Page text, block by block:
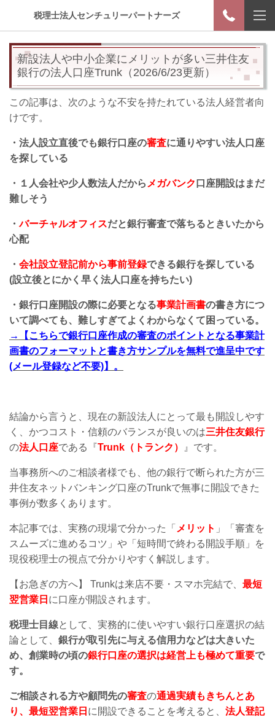
税理士法人センチュリーパートナーズ
新設法人や中小企業にメリットが多い三井住友
銀行の法人口座Trunk（2026/6/23更新）
この記事は、次のような不安を持たれている法人経営者向
けです。
・法人設立直後でも銀行口座の審査に通りやすい法人口座
を探している
・１人会社や少人数法人だから メガバンク 口座開設はまだ
難しそう
・バーチャルオフィスだと銀行審査で落ちるときいたから
心配
・ 会社設立登記前から事前登録できる銀行を探している
(設立後とにかく早く法人口座を持ちたい)
​・銀行口座開設の際に必要となる事業計画書の書き方につ
いて調べても、難しすぎてよくわからなくて困っている。
→【こちらで銀行口座作成の審査のポイントとなる事業計
画書のフォーマットと書き方サンプルを無料で進呈中です
(メール登録など不要)】。
結論から言うと、現在の新設法人にとって最も開設しやす
く、かつコスト・信頼のバランスが良いのは三井住友銀行
の法人口座である『Trunk （トランク） 』です。
当事務所へのご相談者様でも、他の銀行で断られた方が三
井住友ネットバンキング口座のTrunkで無事に開設できた
事例が数多くあります。
本記事では、実務の現場で分かった「 メリット 」「審査を
スムーズに進めるコツ」や「短時間で終わる開設手順」を
現役税理士の視点で分かりやすく解説します。
【お急ぎの方へ】 Trunkは来店不要・スマホ完結で、 最短
翌営業日 に口座が開設されます。
税理士目線として、実務的に使いやすい銀行口座選択の結
論として、 銀行が取引先に与える信用力などは大きいた
め、創業時の頃の銀行口座の選択は経営上も極めて重要で
す。
ご相談される方や顧問先の審査の通過実績もきちんとあ
り、最短翌営業日 に開設できることを考えると、 法人登記